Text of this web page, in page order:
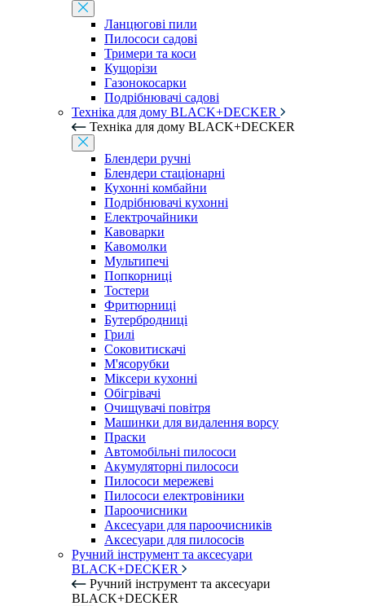
Ланцюгові пили
Пилососи садові
Тримери та коси
Кущорізи
Газонокосарки
Подрібнювачі садові
Техніка для дому BLACK+DECKER
Техніка для дому BLACK+DECKER
Блендери ручні
Блендери стаціонарні
Кухонні комбайни
Подрібнювачі кухонні
Електрочайники
Кавоварки
Кавомолки
Мультипечі
Попкорниці
Тостери
Фритюрниці
Бутербродниці
Грилі
Соковитискачі
М'ясорубки
Міксери кухонні
Обігрівачі
Очищувачі повітря
Машинки для видалення ворсу
Праски
Автомобільні пилососи
Акумуляторні пилососи
Пилососи мережеві
Пилососи електровіники
Пароочисники
Аксесуари для пароочисників
Аксесуари для пилососів
Ручний інструмент та аксесуари
BLACK+DECKER
Ручний інструмент та аксесуари
BLACK+DECKER